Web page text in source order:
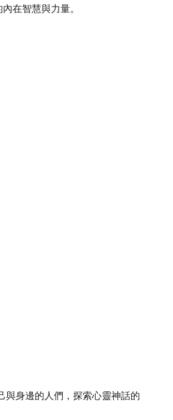
在智慧與力量。
身邊的人們，探索心靈神話的